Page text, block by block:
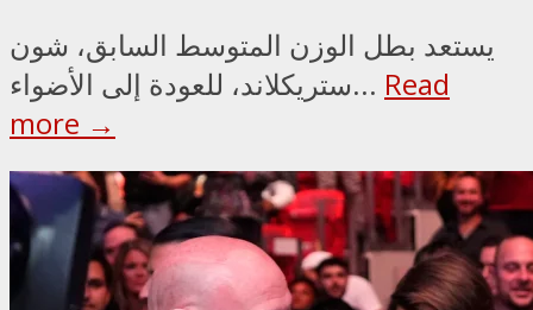
يستعد بطل الوزن المتوسط السابق، شون
ستريكلاند، للعودة إلى الأضواء... Read
more →